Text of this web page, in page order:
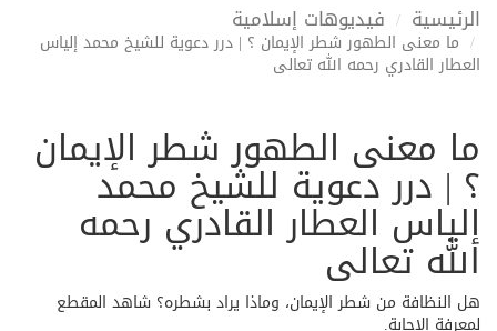
الرئيسية فيديوهات إسلامية
ما معنى الطهور شطر الإيمان ؟ | درر دعوية للشيخ محمد إلياس
العطار القادري رحمه الله تعالى
ما معنى الطهور شطر الإيمان
؟ | درر دعوية للشيخ محمد
إلياس العطار القادري رحمه
الله تعالى
هل النظافة من شطر الإيمان، وماذا يراد بشطره؟ شاهد المقطع
لمعرفة الإجابة.